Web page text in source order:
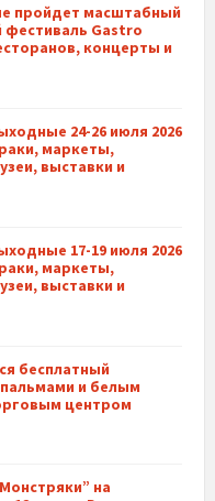
пройдет масштабный
фестиваль Gastro
концерты и
24-26 июля 2026
маркеты,
выставки и
17-19 июля 2026
маркеты,
выставки и
бесплатный
и белым
центром
на